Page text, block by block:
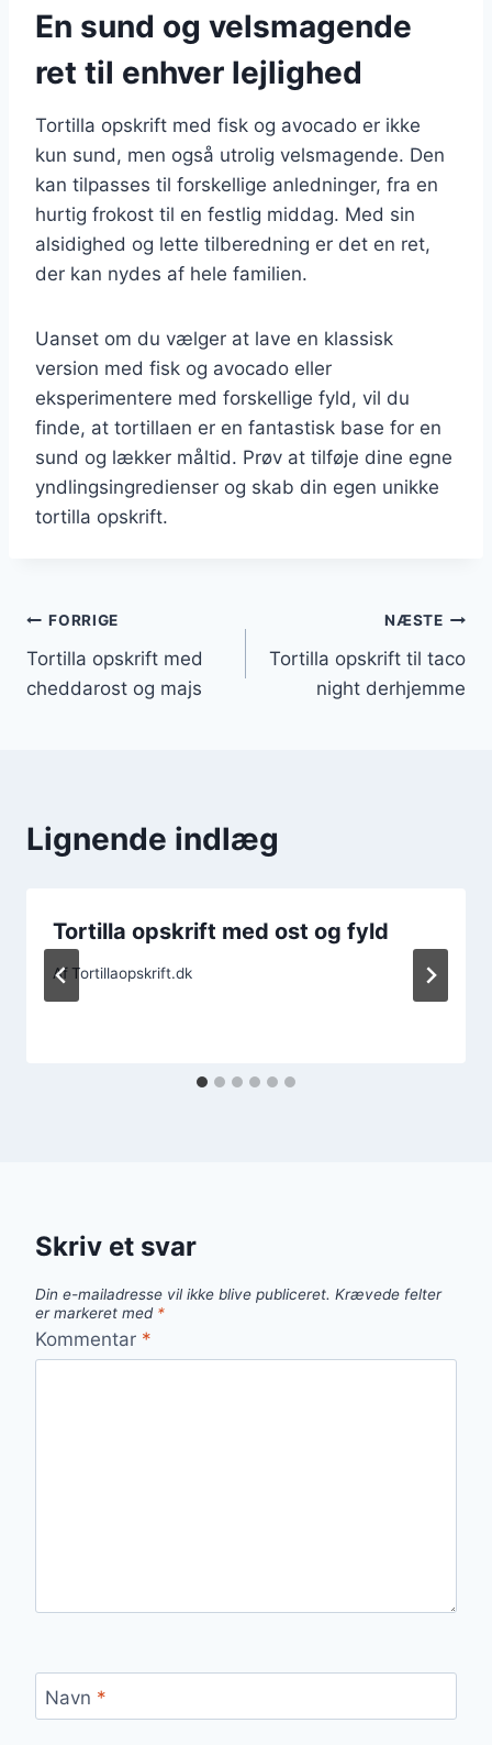
En sund og velsmagende
ret til enhver lejlighed
Tortilla opskrift med fisk og avocado er ikke
kun sund, men også utrolig velsmagende. Den
kan tilpasses til forskellige anledninger, fra en
hurtig frokost til en festlig middag. Med sin
alsidighed og lette tilberedning er det en ret,
der kan nydes af hele familien.
Uanset om du vælger at lave en klassisk
version med fisk og avocado eller
eksperimentere med forskellige fyld, vil du
finde, at tortillaen er en fantastisk base for en
sund og lækker måltid. Prøv at tilføje dine egne
yndlingsingredienser og skab din egen unikke
tortilla opskrift.
Indlægsnavigation
FORRIGE
Tortilla opskrift med
cheddarost og majs
NÆSTE
Tortilla opskrift til taco
night derhjemme
Lignende indlæg
Tortilla opskrift med ost og fyld
Af Tortillaopskrift.dk
Skriv et svar
Din e-mailadresse vil ikke blive publiceret. Krævede felter
er markeret med *
Kommentar *
Navn *